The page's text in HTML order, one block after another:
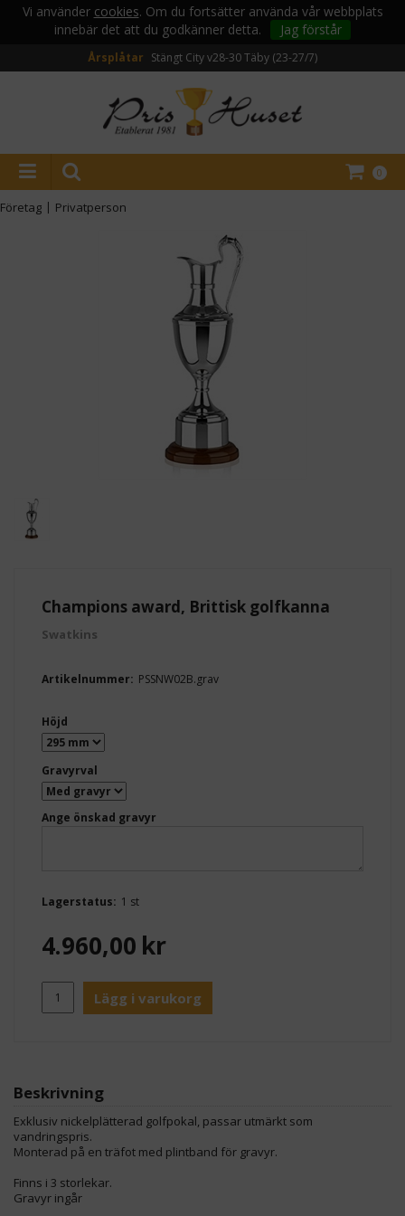
Vi använder cookies. Om du fortsätter använda vår webbplats
innebär det att du godkänner detta.
Jag förstår
Årsplåtar Stängt City v28-30Täby (23-27/7)
0
Företag | Privatperson
Champions award, Brittisk golfkanna
Swatkins
Artikelnummer: PSSNW02B.grav
Höjd
Gravyrval
Ange önskad gravyr
Lagerstatus: 1 st
4.960,00 kr
Lägg i varukorg
Beskrivning
Exklusiv nickelplätterad golfpokal, passar utmärkt som
vandringspris.
Monterad på en träfot med plintband för gravyr.
Finns i 3 storlekar.
Gravyr ingår